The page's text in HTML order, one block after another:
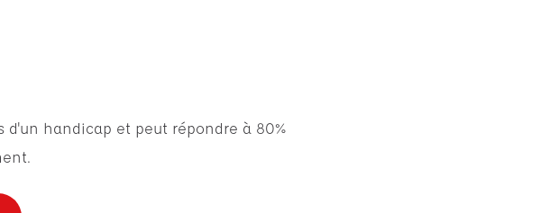
d'un handicap et peut répondre à 80%